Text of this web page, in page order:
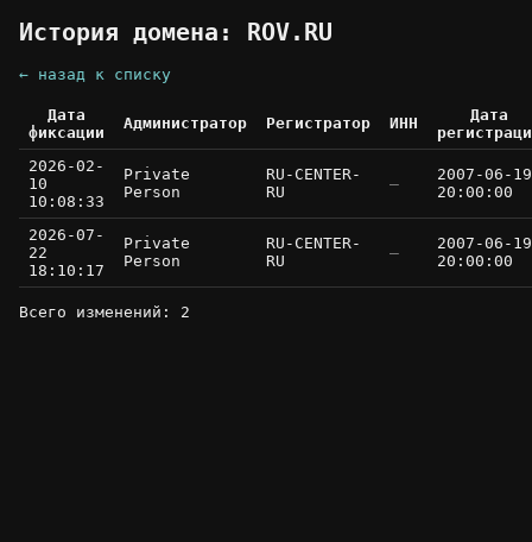
История домена: ROV.RU
← назад к списку
Дата
фиксации
Администратор Регистратор ИНН
Дата
2026-02-
10
10:08:33
Private
Person
RU-CENTER-
RU
—
2007-06-19
20:00:00
2026-07-
22
18:10:17
Private
Person
RU-CENTER-
RU
—
2007-06-19
20:00:00
Всего изменений: 2